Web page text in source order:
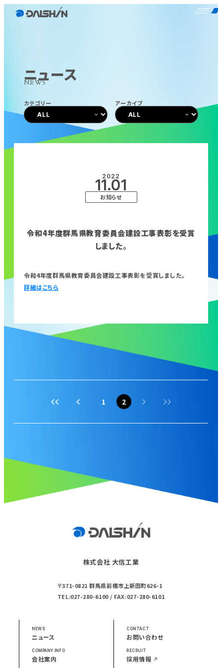
ニュース
NEWS
カテゴリー アーカイブ
2022
11.01
お知らせ
令和4年度群馬県教育委員会建設工事表彰を受賞
しました。
令和4年度群馬県教育委員会建設工事表彰を受賞しました。
詳細はこちら
1 2
株式会社 大信工業
〒371-0821 群馬県前橋市上新田町626-1
TEL:027-280-6100 / FAX:027-280-6101
NEWS
ニュース
COMPANY INFO
会社案内
CONTACT
お問い合わせ
RECRUIT
採用情報